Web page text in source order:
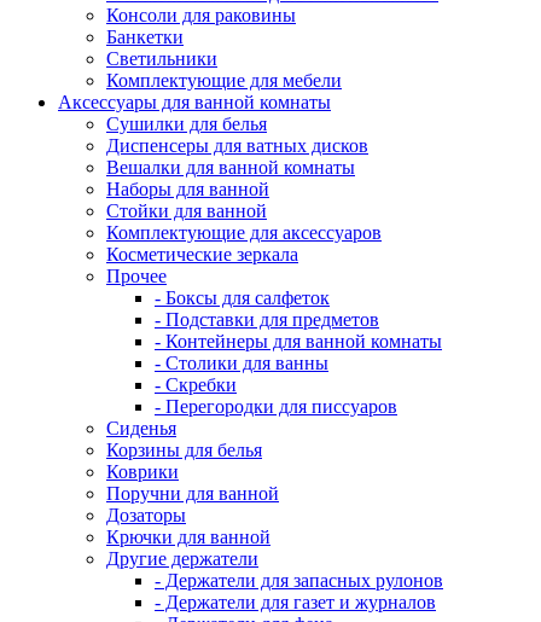
Консоли для раковины
Банкетки
Светильники
Комплектующие для мебели
Аксессуары для ванной комнаты
Сушилки для белья
Диспенсеры для ватных дисков
Вешалки для ванной комнаты
Наборы для ванной
Стойки для ванной
Комплектующие для аксессуаров
Косметические зеркала
Прочее
- Боксы для салфеток
- Подставки для предметов
- Контейнеры для ванной комнаты
- Столики для ванны
- Скребки
- Перегородки для писсуаров
Сиденья
Корзины для белья
Коврики
Поручни для ванной
Дозаторы
Крючки для ванной
Другие держатели
- Держатели для запасных рулонов
- Держатели для газет и журналов